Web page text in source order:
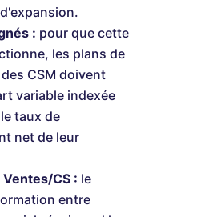
: pour que cette
les plans de
CSM doivent
variable indexée
taux de
net de leur
CS : le
entre